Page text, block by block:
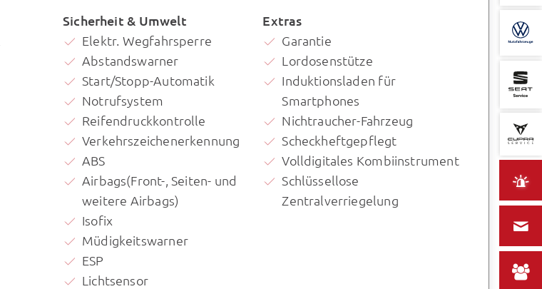
Sicherheit & Umwelt
Elektr. Wegfahrsperre
Abstandswarner
Start/Stopp-Automatik
Notrufsystem
Reifendruckkontrolle
Verkehrszeichenerkennung
ABS
Airbags(Front-, Seiten- und
weitere Airbags)
Isofix
Müdigkeitswarner
ESP
Lichtsensor
Extras
Garantie
Lordosenstütze
Induktionsladen für
Smartphones
Nichtraucher-Fahrzeug
Scheckheftgepflegt
Volldigitales Kombiinstrument
Schlüssellose
Zentralverriegelung